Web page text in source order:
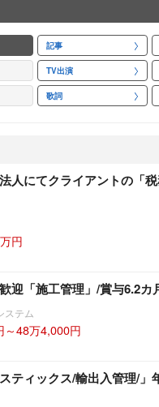
記事
TV出演
歌詞
人にてクライアントの「
円
迎「施工管理」/賞与6.2カ
ステム
～48万4,000円
スティックス/輸出入管理/」